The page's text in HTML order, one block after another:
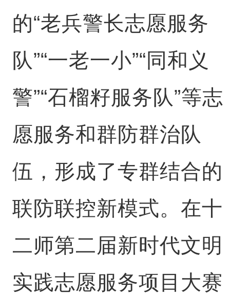
的“老兵警长志愿服务
队”“一老一小”“同和义
警”“石榴籽服务队”等志
愿服务和群防群治队
伍，形成了专群结合的
联防联控新模式。在十
二师第二届新时代文明
实践志愿服务项目大赛